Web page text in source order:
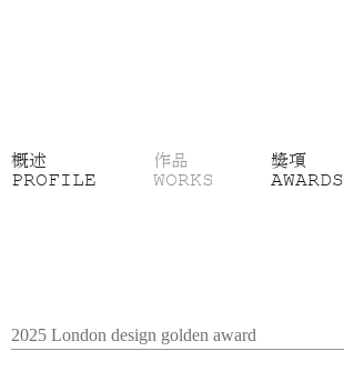
概述
PROFILE
作品
WORKS
獎項
AWARDS
2025 London design golden award